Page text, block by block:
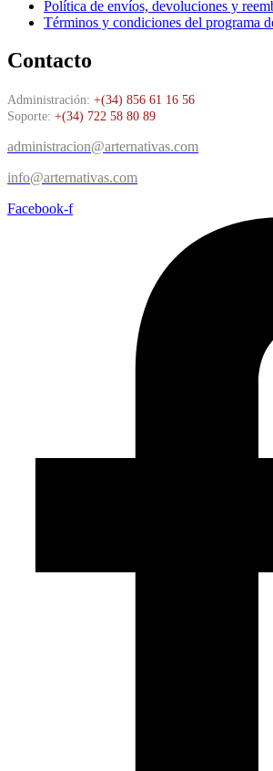
Política de envíos, devoluciones y
Términos y condiciones del programa
Contacto
Administración: +(34) 856 61 16 56
Soporte: +(34) 722 58 80 89
administracion@arternativas.com
info@arternativas.com
Facebook-f